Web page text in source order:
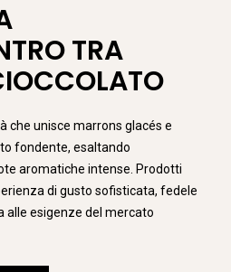
TRA
che unisce marrons glacés e
fondente, esaltando
aromatiche intense. Prodotti
di gusto sofisticata, fedele
alle esigenze del mercato